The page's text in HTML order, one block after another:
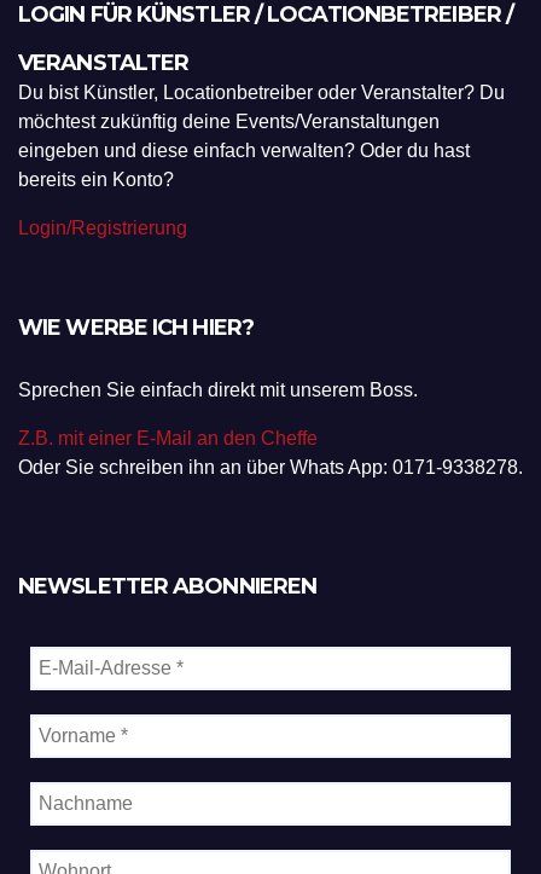
LOGIN FÜR KÜNSTLER / LOCATIONBETREIBER /
VERANSTALTER
Du bist Künstler, Locationbetreiber oder Veranstalter? Du
möchtest zukünftig deine Events/Veranstaltungen
eingeben und diese einfach verwalten? Oder du hast
bereits ein Konto?
Login/Registrierung
WIE WERBE ICH HIER?
Sprechen Sie einfach direkt mit unserem Boss.
Z.B. mit einer E-Mail an den Cheffe
Oder Sie schreiben ihn an über Whats App: 0171-9338278.
NEWSLETTER ABONNIEREN